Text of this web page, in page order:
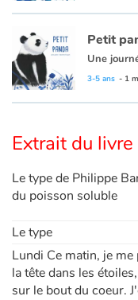
Apprendre les langues
Dyslexie, troubles de
Les plus lus
Coups de coeur
Petit
3-5 ans - 1
Extrait du livre
Le type de Philippe
du poisson soluble
Le type
Lundi Ce matin, je
la tête dans les
sur le bout du coeur.